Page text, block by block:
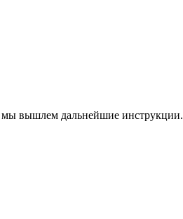
мы вышлем дальнейшие инструкции.